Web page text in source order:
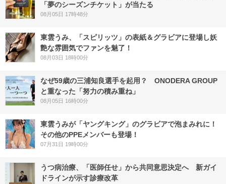
「夢のシーズンチケット」が当たる
08月05日 17時48分
東雲うみ、「スピリッツ」の表紙＆グラビアに登場し妖
艶な雰囲気でファンを魅了！
08月03日 18時00分
なぜ59歳の三浦知良選手を起用？ ONODERA GROUP
と重なった「努力の積み重ね」
08月05日 16時00分
東雲うみが「ヤングキング」のグラビアで泡まみれに！
その他のPPEメンバーも登場！
07月31日 19時00分
うつ病治療、「医師任せ」から共同意思決定へ 新ガイ
ドラインが示す診療改革